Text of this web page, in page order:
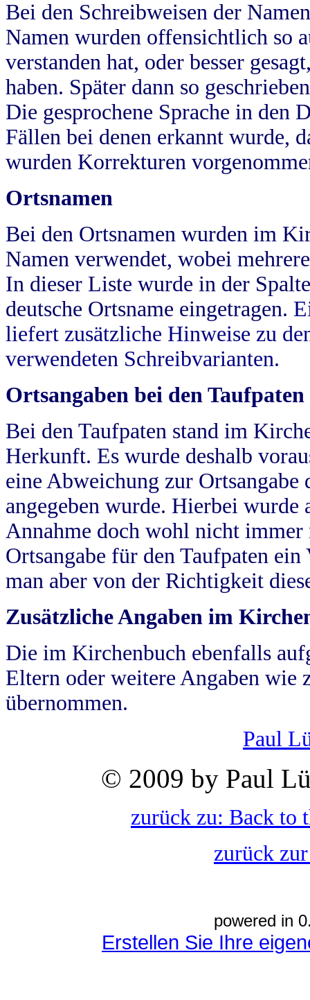
Bei den Schreibweisen der
Namen wurden offensichtlich so
verstanden hat, oder besser
haben. Später dann so
Die gesprochene Sprache in
Fällen bei denen erkannt wurde,
wurden Korrekturen
Ortsnamen
Bei den Ortsnamen wurden im
Namen verwendet, wobei
In dieser Liste wurde in der
deutsche Ortsname eingetragen.
liefert zusätzliche Hinweise zu
verwendeten Schreibvarianten.
Ortsangaben bei den Taufpaten
Bei den Taufpaten stand im
Herkunft. Es wurde deshalb
eine Abweichung zur
angegeben wurde. Hierbei wurde
Annahme doch wohl nicht
Ortsangabe für den Taufpaten
man aber von der Richtigkeit
Zusätzliche Angaben im
Die im Kirchenbuch ebenfalls
Eltern oder weitere Angaben wie
übernommen.
Paul
© 2009 by Paul
zurück zu: Back to
zurück
powered in
Erstellen Sie Ihre